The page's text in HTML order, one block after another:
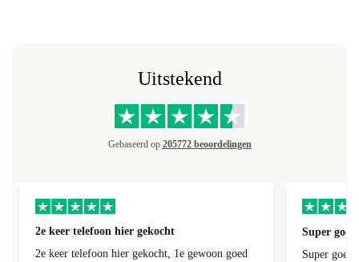
Uitstekend
Gebaseerd op 205772 beoordelingen
2e keer telefoon hier gekocht
2e keer telefoon hier gekocht, 1e gewoon goed
Super
Super